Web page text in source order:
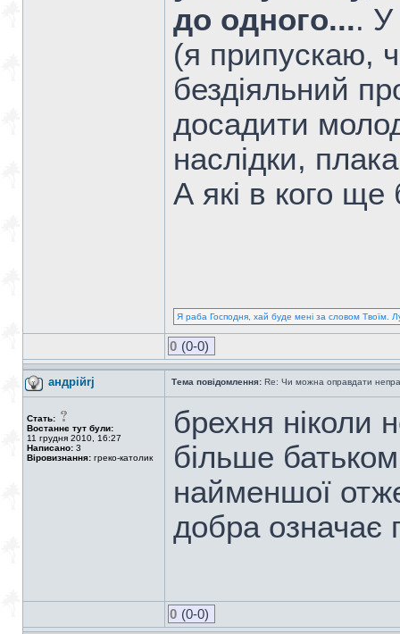
до одного.... У
(я припускаю,
бездіяльний
досадити
наслідки,
А які в кого ще
Я раба Господня, хай буде мені за словом Твоїм.
0 (0-0)
андрійrj Тема повідомлення: Re: Чи можна оправдати
Стать:
Востаннє тут були:
11 грудня 2010, 16:27
Написано: 3
Віровизнання: греко-католик
брехня ніколи
більше
найменшої
добра означає
0 (0-0)